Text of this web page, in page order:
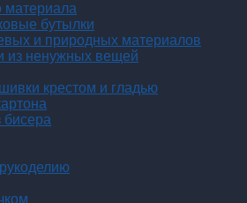
материала
бутылки
и природных материалов
из ненужных вещей
крестом и гладью
бисера